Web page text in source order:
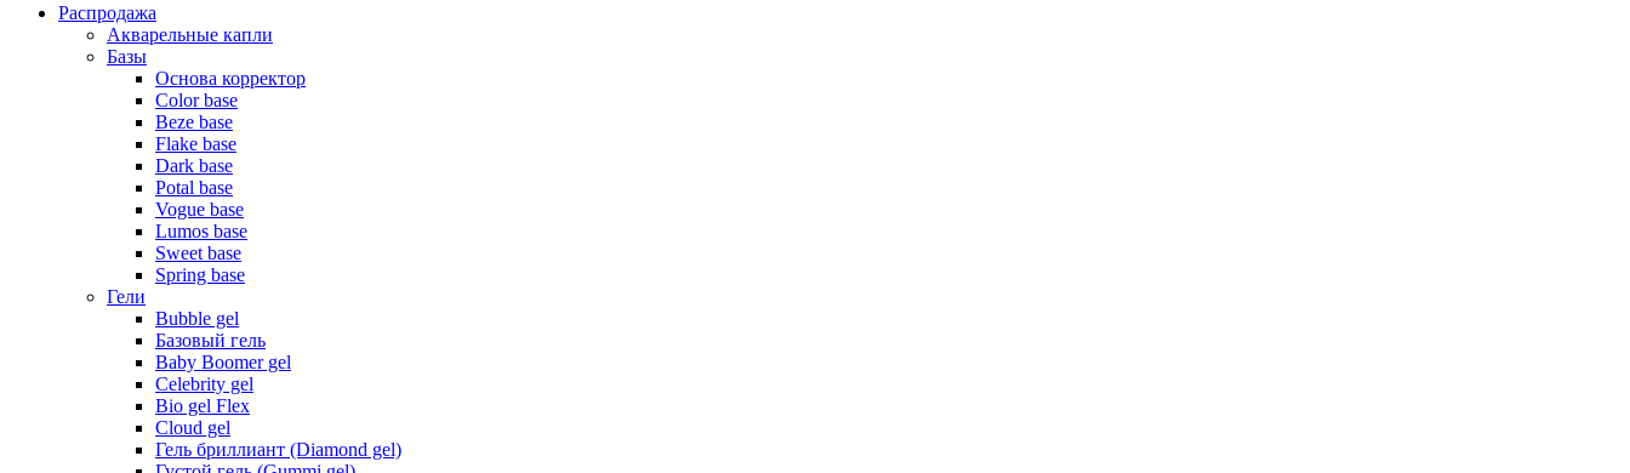
Распродажа
Акварельные капли
Базы
Основа корректор
Color base
Beze base
Flake base
Dark base
Potal base
Vogue base
Lumos base
Sweet base
Spring base
Гели
Bubble gel
Базовый гель
Baby Boomer gel
Celebrity gel
Bio gel Flex
Cloud gel
Гель бриллиант (Diamond gel)